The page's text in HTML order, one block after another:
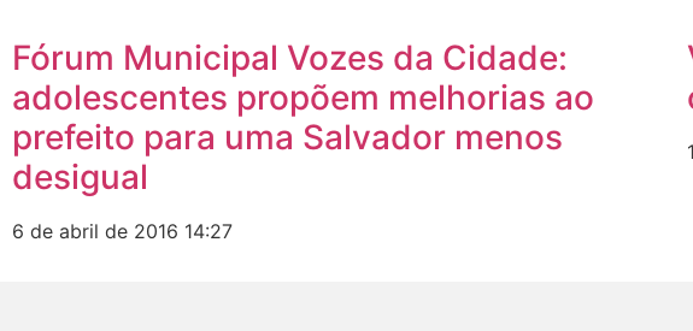
Fórum Municipal Vozes da Cidade:
adolescentes propõem melhorias ao
prefeito para uma Salvador menos
desigual
6 de abril de 2016 14:27